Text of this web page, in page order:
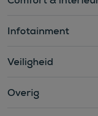
Infotainment
Veiligheid
Overig